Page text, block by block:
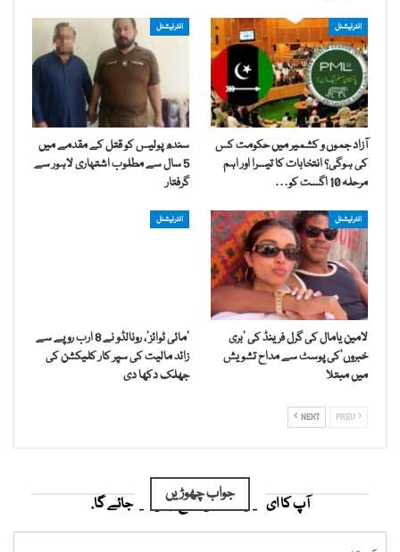
انٹرنیشنل
آزاد جموں و کشمیر میں حکومت کس
کی ہوگی؟ انتخابات کا تیسرا اور اہم
مرحلہ 10 اگست کو…
انٹرنیشنل
سندھ پولیس کو قتل کے مقدمے میں
5 سال سے مطلوب اشتہاری لاہور سے
گرفتار
انٹرنیشنل
لامین یامال کی گرل فرینڈ کی ’بری
خبروں‘کی پوسٹ سے مداح تشویش
میں مبتلا
انٹرنیشنل
’مائی ٹوائز‘، رونالڈو نے 8 ارب روپے سے
زائد مالیت کی سپر کار کلیکشن کی
جھلک دکھا دی
NEXT
جواب چھوڑیں
آپ کا ای میل ایڈریس شائع نہیں کیا جائے گا.